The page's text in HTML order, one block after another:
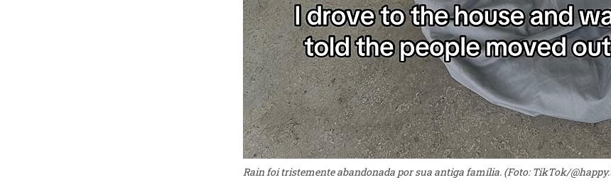
Rain foi tristemente abandonada por sua antiga família. (Foto: TikTok/